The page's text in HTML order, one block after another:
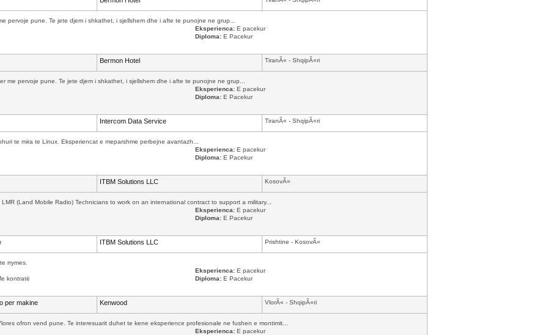
pervoje pune. Te jete djem i shkathet, i sjellshem dhe i afte te punojne ne grup...
Eksperienca: E pacekur
Diploma: E Pacekur
Bermon Hotel TiranÃ« - ShqipÃ«ri
me pervoje pune. Te jete djem i shkathet, i sjellshem dhe i afte te punojne ne grup...
Eksperienca: E pacekur
Diploma: E Pacekur
Intercom Data Service TiranÃ« - ShqipÃ«ri
te mira te Linux. Eksperiencat e meparshme perbejne avantazh...
Eksperienca: E pacekur
Diploma: E Pacekur
ITBM Solutions LLC KosovÃ«
(Land Mobile Radio) Technicians to work on an international contract to support a military...
Eksperienca: E pacekur
Diploma: E Pacekur
ITBM Solutions LLC Prishtine - KosovÃ«
rrymes.
Eksperienca: E pacekur
kontratë
Diploma: E Pacekur
per makine Kenwood VlorÃ« - ShqipÃ«ri
ofron vend pune. Te interesuarit duhet te kene eksperience profesionale ne fushen e montimit...
Eksperienca: E pacekur